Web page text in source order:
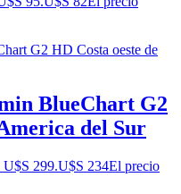
BlueChart G2
del Sur
299.U$S 234El precio